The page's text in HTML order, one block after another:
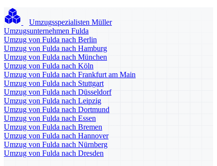
Umzugsspezialisten Müller
Umzugsunternehmen Fulda
Umzug von Fulda nach Berlin
Umzug von Fulda nach Hamburg
Umzug von Fulda nach München
Umzug von Fulda nach Köln
Umzug von Fulda nach Frankfurt am Main
Umzug von Fulda nach Stuttgart
Umzug von Fulda nach Düsseldorf
Umzug von Fulda nach Leipzig
Umzug von Fulda nach Dortmund
Umzug von Fulda nach Essen
Umzug von Fulda nach Bremen
Umzug von Fulda nach Hannover
Umzug von Fulda nach Nürnberg
Umzug von Fulda nach Dresden